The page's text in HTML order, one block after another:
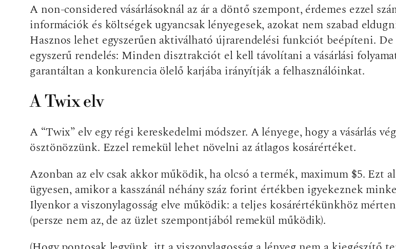
A non-considered vásárlásoknál az ár a döntő szempont, érdemes ezzel
információk és költségek ugyancsak lényegesek, azokat nem szabad
Hasznos lehet egyszerűen aktiválható újrarendelési funkciót beépíteni.
egyszerű rendelés: Minden disztrakciót el kell távolítani a vásárlási
garantáltan a konkurencia ölelő karjába irányítják a felhasználóinkat.
A Twix elv
A “Twix” elv egy régi kereskedelmi módszer. A lényege, hogy a vásárlás
ösztönözzünk. Ezzel remekül lehet növelni az átlagos kosárértéket.
Azonban az elv csak akkor működik, ha olcsó a termék, maximum $5. Ezt
ügyesen, amikor a kasszánál néhány száz forint értékben igyekeznek
Ilyenkor a viszonylagosság elve működik: a teljes kosárértékünkhöz
(persze nem az, de az üzlet szempontjából remekül működik).